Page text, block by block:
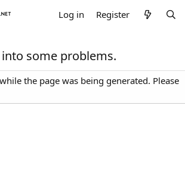
Log in Register
some problems.
the page was being generated. Please